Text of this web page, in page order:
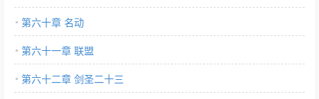
第六十章 名动
第六十一章 联盟
第六十二章 剑圣二十三